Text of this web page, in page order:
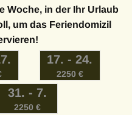
Woche, in der Ihr Urlaub
um das Feriendomizil
. 17. - 24.
2250€
31. - 7.
2250 €